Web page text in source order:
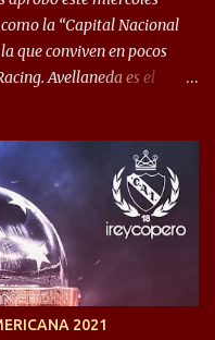
la “Capital Nacional
que conviven en pocos
Avellaneda es el
solo 150 metros. Por ello
picantes del fútbol
Arsenal, equipo que
local durante muchos
esas tierras, aunque el
- Racing. “No
2021